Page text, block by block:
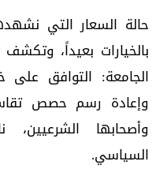
حالة السعار التي
بالخيارات بعيداً،
الجامعة: التوافق على
وإعادة رسم حصص
وأصحابها
السياسي.